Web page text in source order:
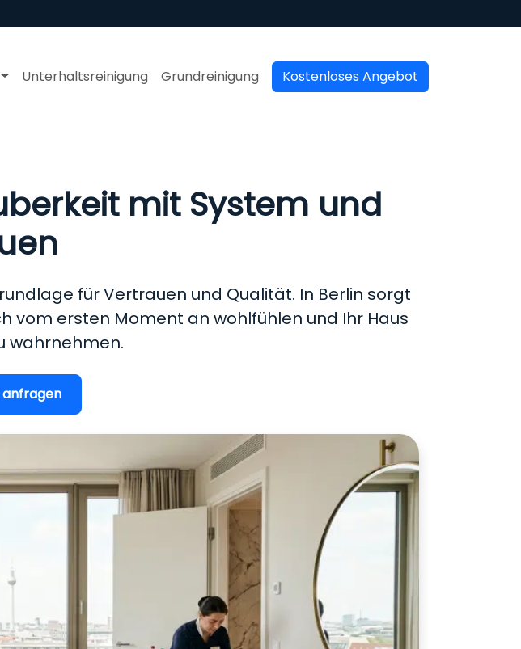
Unterhaltsreinigung Grundreinigung Kostenloses Angebot
mit System und
für Vertrauen und Qualität. In Berlin sorgt
vom ersten Moment an wohlfühlen und Ihr Haus
wahrnehmen.